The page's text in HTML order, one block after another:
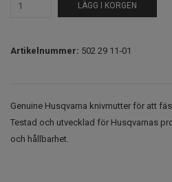
LÄGG I KORGEN
Artikelnummer: 502 29 11‑01
Genuine Husqvarna knivmutter för att
Testad och utvecklad för Husqvarnas
och hållbarhet.